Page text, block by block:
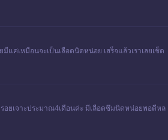
แค่เหมือนจะเป็นเลือดนิดหน่อย เสร็จแล้วเราเลยเช็ด
รอยเจาะประมาณ4เดือนค่ะ มีเลือดซึมนิดหน่อยพอดีหล